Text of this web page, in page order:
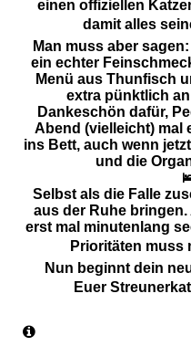
einen offiziellen
damit alles
​Man muss aber
ein echter
Menü aus Thunfisch
extra pünktlich
Dankeschön dafür,
Abend (vielleicht) mal
ins Bett, auch wenn
und die
​Selbst als die Falle
aus der Ruhe
erst mal minutenlang
Prioritäten muss
Nun beginnt dein
Euer